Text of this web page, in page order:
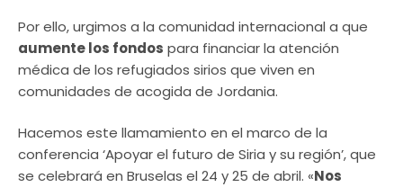
Por ello, urgimos a la comunidad internacional a que
aumente los fondos para financiar la atención
médica de los refugiados sirios que viven en
comunidades de acogida de Jordania.
Hacemos este llamamiento en el marco de la
conferencia ‘Apoyar el futuro de Siria y su región’, que
se celebrará en Bruselas el 24 y 25 de abril. «Nos